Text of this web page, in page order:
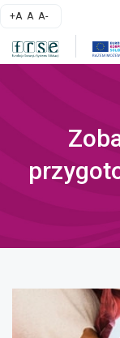
linki
+A większa czcionka
A normalna czcionka
A-mniejsza